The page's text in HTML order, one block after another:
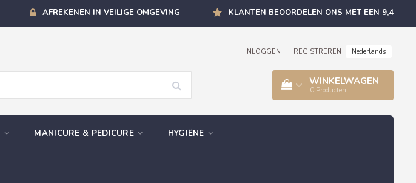
AFREKENEN IN VEILIGE OMGEVING KLANTEN BEOORDELEN ONS MET EEN 9,4
INLOGGEN REGISTREREN Nederlands
WINKELWAGEN
0 Producten
MANICURE & PEDICURE HYGIËNE